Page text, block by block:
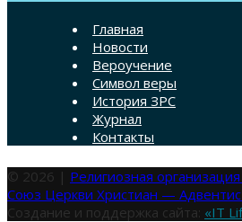
Главная
Новости
Вероучение
Символ веры
История ЗРС
Журнал
Контакты
© 2026 | Религиозная
Союз Церкви Христиан —
Создание и поддержка сайта: «IT